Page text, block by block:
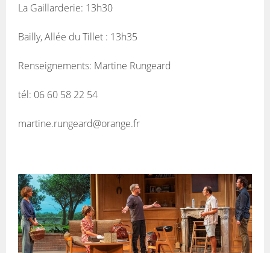
La Gaillarderie: 13h30
Bailly, Allée du Tillet : 13h35
Renseignements: Martine Rungeard
tél: 06 60 58 22 54
martine.rungeard@orange.fr